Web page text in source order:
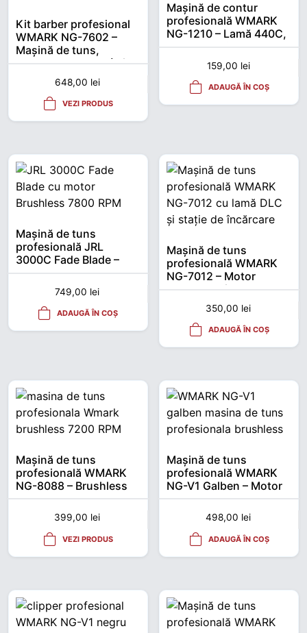
Kit barber profesional
WMARK NG-7602 –
Mașină de tuns,
trimmer și shaver (3 în
648,00 lei
VEZI PRODUS
Mașină de contur
profesională WMARK
NG-1210 – Lamă 440C,
USB, 150 min
autonomie159,00 lei
ADAUGĂ ÎN COȘ
Mașină de tuns
profesională JRL
3000C Fade Blade –
Brushless 7800 RPM
749,00 lei
ADAUGĂ ÎN COȘ
Mașină de tuns
profesională WMARK
NG-7012 – Motor
Brushless, încărcare
USB, autonomie mare
350,00 lei
ADAUGĂ ÎN COȘ
Mașină de tuns
profesională WMARK
NG-8088 – Brushless
7200 RPM
399,00 lei
VEZI PRODUS
Mașină de tuns
profesională WMARK
NG-V1 Galben – Motor
brushless, 2500 mAh
498,00 lei
ADAUGĂ ÎN COȘ